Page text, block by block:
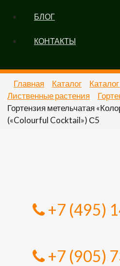
БЛОГ
КОНТАКТЫ
Главная Каталог
Лиственные растения
Гортензия метельчатая
(«Colourful Cocktail») С5
+7 (495)
+7 (905)